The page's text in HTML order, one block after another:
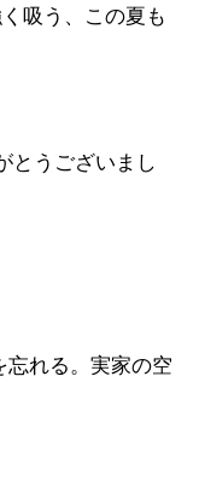
吸う、この夏も
とうございまし
忘れる。実家の空